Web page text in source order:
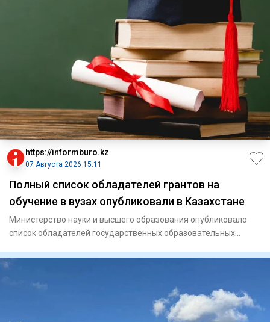
https://informburo.kz
07 Августа 2026 15:11
Полный список обладателей грантов на
обучение в вузах опубликовали в Казахстане
Министерство науки и высшего образования опубликовало
список обладателей государственных образовательных